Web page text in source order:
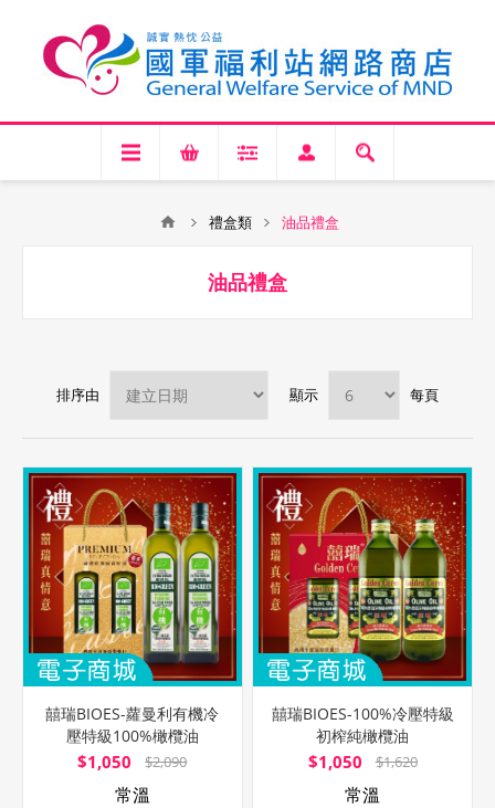
禮盒類 油品禮盒
油品禮盒
排序由 顯示 每頁
囍瑞BIOES-蘿曼利有機冷
壓特級100%橄欖油
$1,050 $2,090
常溫
囍瑞BIOES-100%冷壓特級
初榨純橄欖油
$1,050 $1,620
常溫